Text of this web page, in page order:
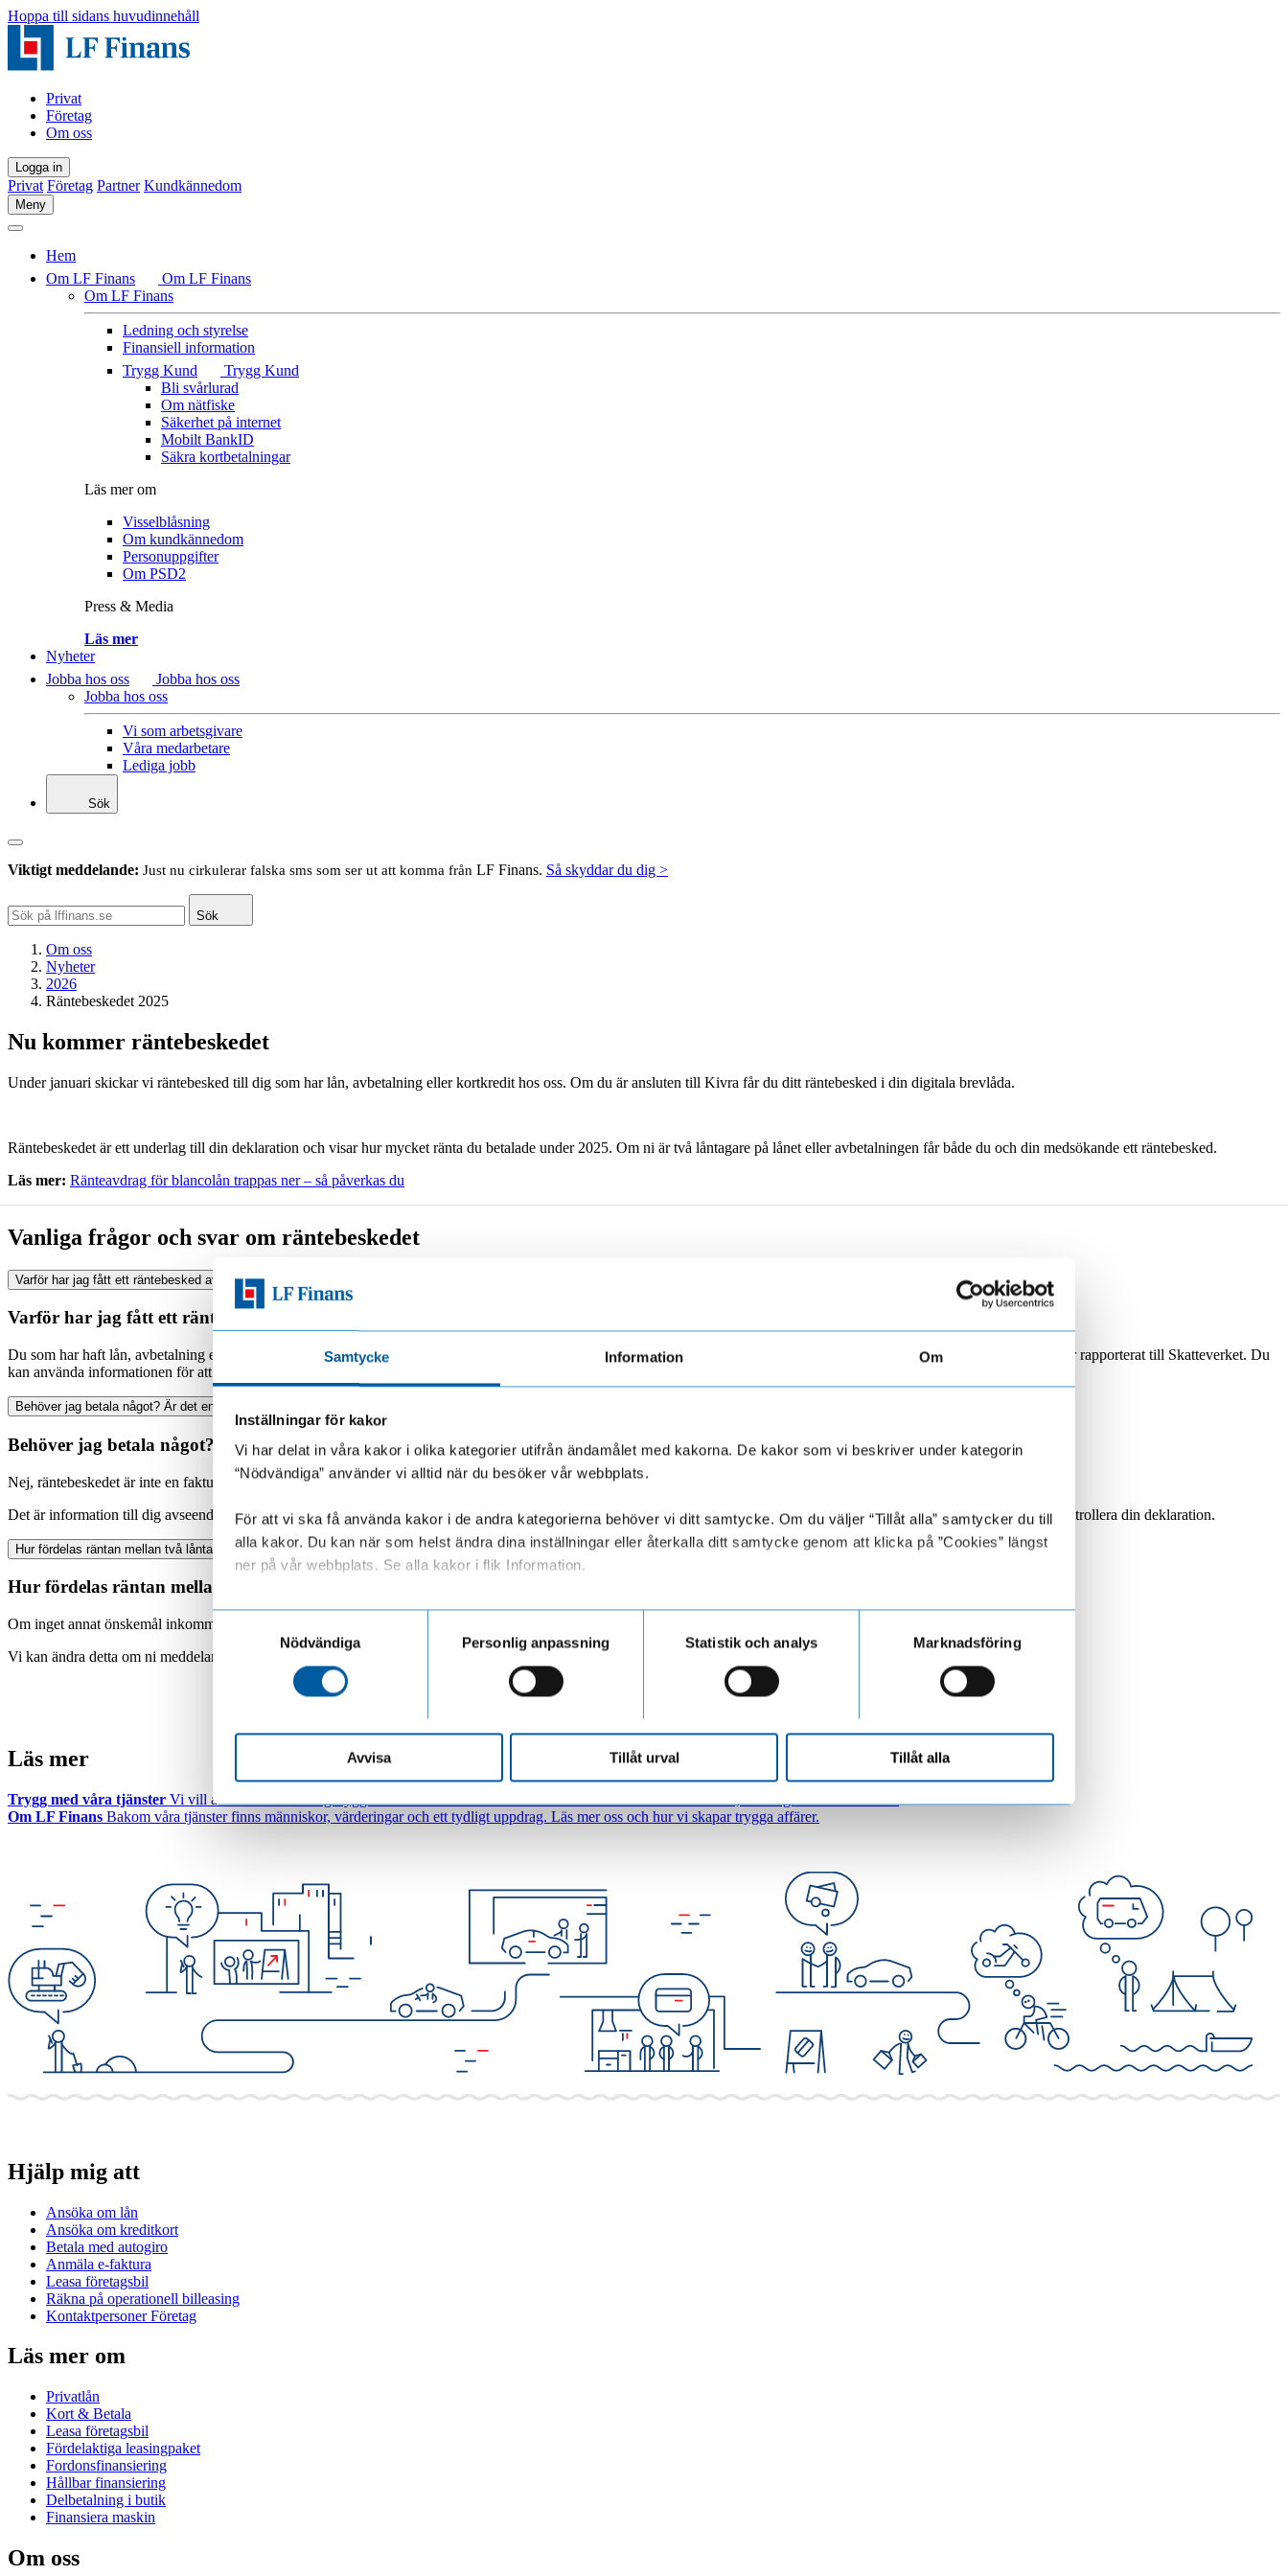
Samtycke Information Om
Inställningar för kakor
Vi har delat in våra kakor i olika kategorier utifrån ändamålet med kakorna. De kakor som vi beskriver under kategorin
“Nödvändiga” använder vi alltid när du besöker vår webbplats.
För att vi ska få använda kakor i de andra kategorierna behöver vi ditt samtycke. Om du väljer “Tillåt alla” samtycker du till
alla kakor. Du kan när som helst ändra dina inställningar eller återkalla ditt samtycke genom att klicka på ”Cookies” längst
ner på vår webbplats. Se alla kakor i flik Information.
Läs mer om hur vi behandlar personuppgifter när du besöker vår webbplats
Samtyckesval
Nödvändiga
Personlig anpassning Statistik och analys Marknadsföring
Avvisa Tillåt urval Tillåt alla
Hoppa till sidans huvudinnehåll
Privat
Företag
Om oss
Logga in
Privat Företag Partner Kundkännedom
Meny
Hem
Om LF Finans
Om LF Finans
Om LF Finans
Ledning och styrelse
Finansiell information
Trygg Kund
Trygg Kund
Bli svårlurad
Om nätfiske
Säkerhet på internet
Mobilt BankID
Säkra kortbetalningar
Läs mer om
Visselblåsning
Om kundkännedom
Personuppgifter
Om PSD2
Press & Media
Läs mer
Nyheter
Jobba hos oss
Jobba hos oss
Jobba hos oss
Vi som arbetsgivare
Våra medarbetare
Lediga jobb
Sök
Viktigt meddelande: Just nu cirkulerar falska sms som ser ut att komma från LF Finans. Så skyddar du dig >
Sök
Om oss
Nyheter
2026
Räntebeskedet 2025
Nu kommer räntebeskedet
Under januari skickar vi räntebesked till dig som har lån, avbetalning eller kortkredit hos oss. Om du är ansluten till Kivra får du ditt räntebesked i din digitala brevlåda.
Räntebeskedet är ett underlag till din deklaration och visar hur mycket ränta du betalade under 2025. Om ni är två låntagare på lånet eller avbetalningen får både du och din medsökande ett räntebesked.
Läs mer: Ränteavdrag för blancolån trappas ner – så påverkas du
Vanliga frågor och svar om räntebeskedet
Varför har jag fått ett räntebesked av er?
Varför har jag fått ett räntebesked av er?
Du som har haft lån, avbetalning eller kortkredit hos oss föregående år får ett räntebesked. Det informerar dig om hur mycket ränta du har betalat in föregående år, och som vi har rapporterat till Skatteverket. Du
kan använda informationen för att kontrollera din deklaration.
Behöver jag betala något? Är det en faktura?
Behöver jag betala något? Är det en faktura?
Nej, räntebeskedet är inte en faktura och du behöver inte betala något.
Det är information till dig avseende hur mycket ränta du har under betalat in föregående år, och som vi har rapporterat till Skatteverket. Du kan använda informationen för att kontrollera din deklaration.
Hur fördelas räntan mellan två låntagare?
Hur fördelas räntan mellan två låntagare?
Om inget annat önskemål inkommit så rapporterar vi räntan fördelat hälften var på båda låntagare.
Vi kan ändra detta om ni meddelar detta inför kommande period, men vi kan inte justera bakåt i tiden. Ni kan däremot själva göra ändringar på era deklarationer för året.
Läs mer
Trygg med våra tjänster Vi vill att du ska känna dig trygg som kund när du betalar med kreditkort i butik eller e-handel, eller signerar avtal online.
Om LF Finans Bakom våra tjänster finns människor, värderingar och ett tydligt uppdrag. Läs mer oss och hur vi skapar trygga affärer.
Hjälp mig att
Ansöka om lån
Ansöka om kreditkort
Betala med autogiro
Anmäla e-faktura
Leasa företagsbil
Räkna på operationell billeasing
Kontaktpersoner Företag
Läs mer om
Privatlån
Kort & Betala
Leasa företagsbil
Fördelaktiga leasingpaket
Fordonsfinansiering
Hållbar finansiering
Delbetalning i butik
Finansiera maskin
Om oss